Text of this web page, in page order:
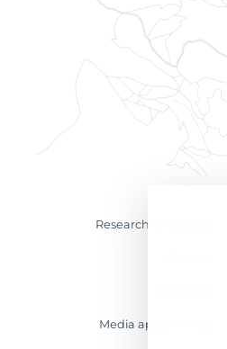
Research & Analyses
Media appearances